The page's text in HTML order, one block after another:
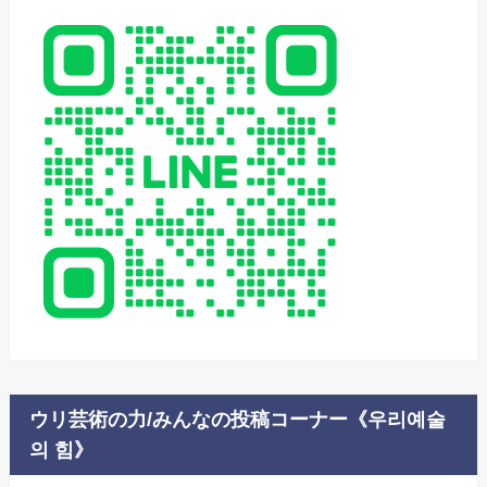
ウリ芸術の力/みんなの投稿コーナー《우리예술
의 힘》